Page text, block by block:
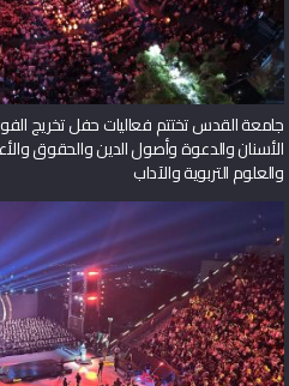
جامعة القدس تختتم فعاليات حفل تخريج
الأسنان والدعوة وأصول الدين والحقوق
والعلوم التربوية والآداب